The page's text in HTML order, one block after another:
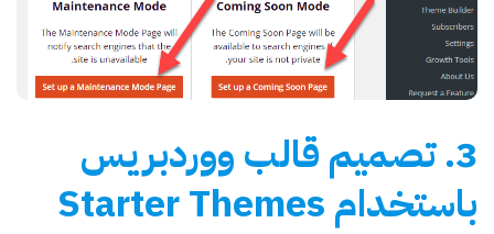
3. تصميم قالب ووردبريس
باستخدام Starter Themes